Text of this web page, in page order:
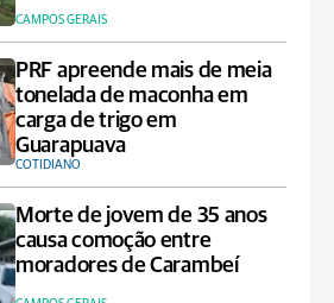
CAMPOS GERAIS
PRF apreende mais de meia
tonelada de maconha em
carga de trigo em
Guarapuava
COTIDIANO
Morte de jovem de 35 anos
causa comoção entre
moradores de Carambeí